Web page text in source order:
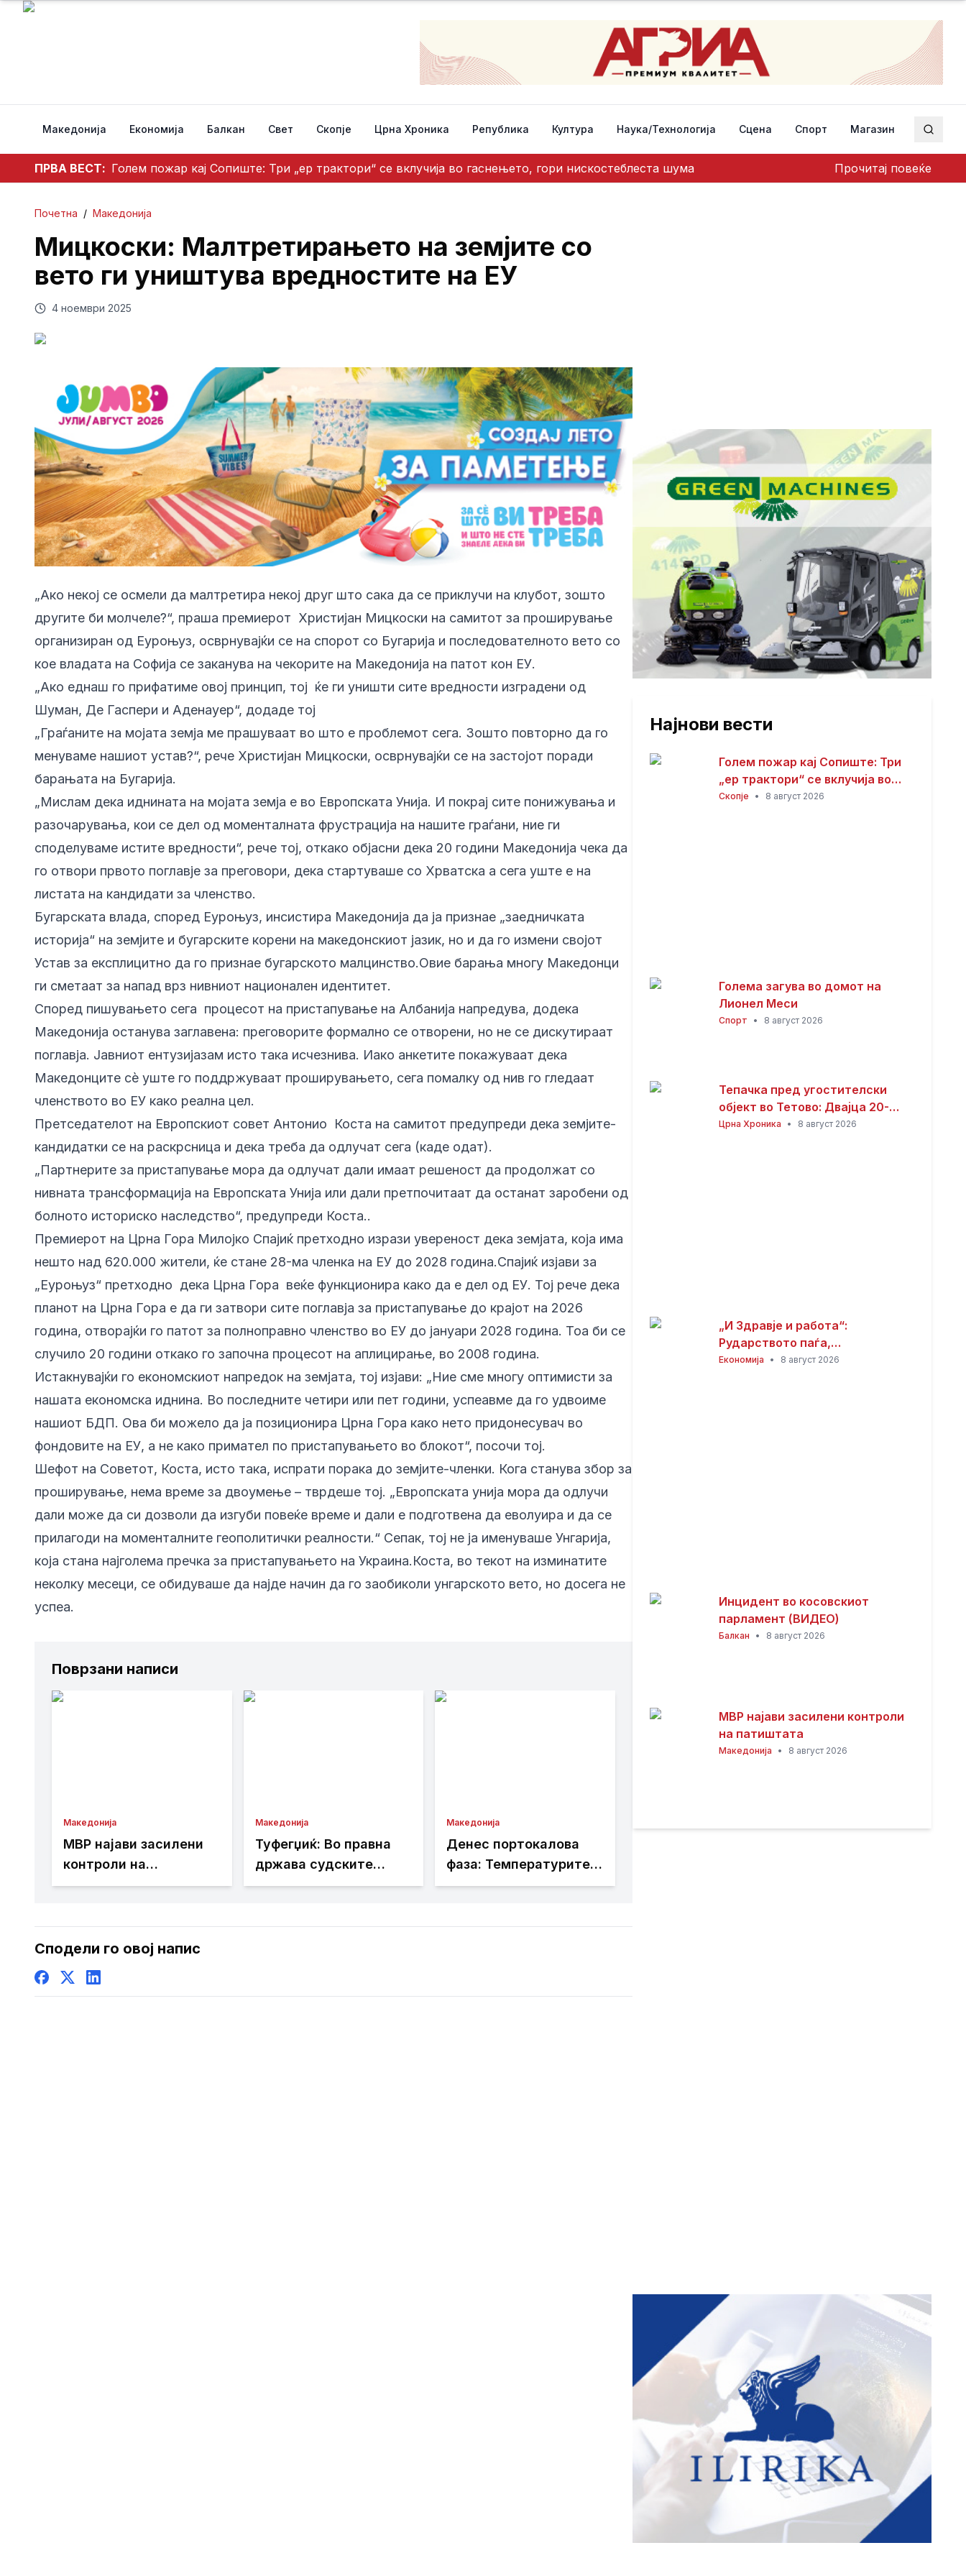
Македонија Економија Балкан Свет Скопје Црна Хроника Република Култура Наука/Технологија Сцена Спорт Магазин
ПРВА ВЕСТ: Голем пожар кај Сопиште: Три „ер трактори“ се вклучија во гаснењето, гори нискостеблеста шума Прочитај повеќе
Почетна / Македонија
Мицкоски: Малтретирањето на земјите со
вето ги уништува вредностите на ЕУ
4 ноември 2025
„Ако некој се осмели да малтретира некој друг што сака да се приклучи на клубот, зошто
другите би молчеле?“, праша премиерот Христијан Мицкоски на самитот за проширување
организиран од Еуроњуз, осврнувајќи се на спорот со Бугарија и последователното вето со
кое владата на Софија се заканува на чекорите на Македонија на патот кон ЕУ.
„Ако еднаш го прифатиме овој принцип, тој ќе ги уништи сите вредности изградени од
Шуман, Де Гаспери и Аденауер“, додаде тој
„Граѓаните на мојата земја ме прашуваат во што е проблемот сега. Зошто повторно да го
менуваме нашиот устав?“, рече Христијан Мицкоски, осврнувајќи се на застојот поради
барањата на Бугарија.
„Мислам дека иднината на мојата земја е во Европската Унија. И покрај сите понижувања и
разочарувања, кои се дел од моменталната фрустрација на нашите граѓани, ние ги
споделуваме истите вредности“, рече тој, откако објасни дека 20 години Македонија чека да
го отвори првото поглавје за преговори, дека стартуваше со Хрватска а сега уште е на
листата на кандидати за членство.
Бугарската влада, според Еуроњуз, инсистира Македонија да ја признае „заедничката
историја“ на земјите и бугарските корени на македонскиот јазик, но и да го измени својот
Устав за експлицитно да го признае бугарското малцинство.Овие барања многу Македонци
ги сметаат за напад врз нивниот национален идентитет.
Според пишувањето сега процесот на пристапување на Албанија напредува, додека
Македонија останува заглавена: преговорите формално се отворени, но не се дискутираат
поглавја. Јавниот ентузијазам исто така исчезнива. Иако анкетите покажуваат дека
Македонците сè уште го поддржуваат проширувањето, сега помалку од нив го гледаат
членството во ЕУ како реална цел.
Претседателот на Европскиот совет Антонио Коста на самитот предупреди дека земјите-
кандидатки се на раскрсница и дека треба да одлучат сега (каде одат).
„Партнерите за пристапување мора да одлучат дали имаат решеност да продолжат со
нивната трансформација на Европската Унија или дали претпочитаат да останат заробени од
болното историско наследство“, предупреди Коста..
Премиерот на Црна Гора Милојко Спајиќ претходно изрази увереност дека земјата, која има
нешто над 620.000 жители, ќе стане 28-ма членка на ЕУ до 2028 година.Спајиќ изјави за
„Еуроњуз“ претходно дека Црна Гора веќе функционира како да е дел од ЕУ. Тој рече дека
планот на Црна Гора е да ги затвори сите поглавја за пристапување до крајот на 2026
година, отворајќи го патот за полноправно членство во ЕУ до јануари 2028 година. Тоа би се
случило 20 години откако го започна процесот на аплицирање, во 2008 година.
Истакнувајќи го економскиот напредок на земјата, тој изјави: „Ние сме многу оптимисти за
нашата економска иднина. Во последните четири или пет години, успеавме да го удвоиме
нашиот БДП. Ова би можело да ја позиционира Црна Гора како нето придонесувач во
фондовите на ЕУ, а не како примател по пристапувањето во блокот“, посочи тој.
Шефот на Советот, Коста, исто така, испрати порака до земјите-членки. Кога станува збор за
проширување, нема време за двоумење – тврдеше тој. „Европската унија мора да одлучи
дали може да си дозволи да изгуби повеќе време и дали е подготвена да еволуира и да се
прилагоди на моменталните геополитички реалности.“ Сепак, тој не ја именуваше Унгарија,
која стана најголема пречка за пристапувањето на Украина.Коста, во текот на изминатите
неколку месеци, се обидуваше да најде начин да го заобиколи унгарското вето, но досега не
успеа.
Поврзани написи
Македонија
МВР најави засилени
контроли на
патиштата
Македонија
Туфегџиќ: Во правна
држава судските
одлуки мора да се
почитуваат
Македонија
Денес портокалова
фаза: Температурите
до 40 степени
Сподели го овој напис
Најнови вести
Голем пожар кај Сопиште: Три
„ер трактори“ се вклучија во
гаснењето, гори
Скопје • 8 август 2026
Голема загува во домот на
Лионел Меси
Спорт • 8 август 2026
Тепачка пред угостителски
објект во Тетово: Двајца 20-
годишници избодени со нож,
Црна Хроника • 8 август 2026
„И Здравје и работа“:
Рударството паѓа,
инвестициите стојат –
Економија • 8 август 2026
Инцидент во косовскиот
парламент (ВИДЕО)
Балкан • 8 август 2026
МВР најави засилени контроли
на патиштата
Македонија • 8 август 2026